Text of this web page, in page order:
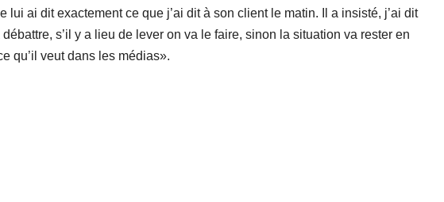
lui ai dit exactement ce que j’ai dit à son client le matin. Il a insisté, j’ai dit
débattre, s’il y a lieu de lever on va le faire, sinon la situation va rester en
qu’il veut dans les médias».